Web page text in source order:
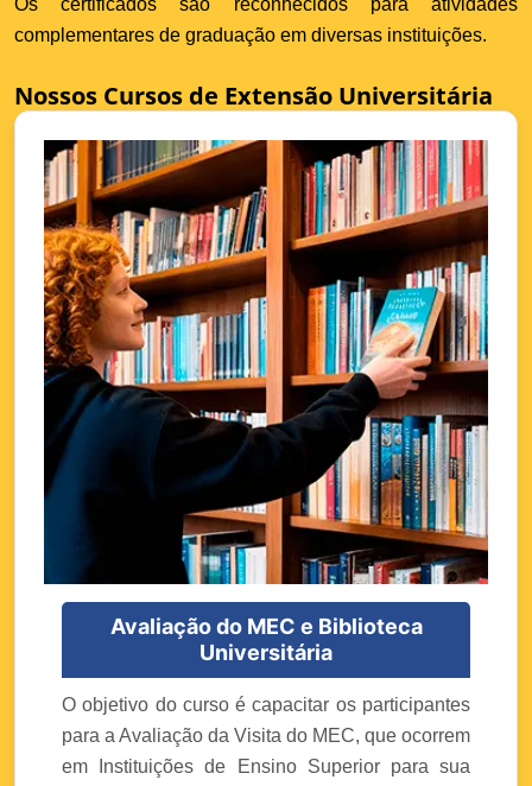
Os certificados são reconhecidos para atividades
complementares de graduação em diversas instituições.
Nossos Cursos de Extensão Universitária
Avaliação do MEC e Biblioteca
Universitária
O objetivo do curso é capacitar os participantes
para a Avaliação da Visita do MEC, que ocorrem
em Instituições de Ensino Superior para sua